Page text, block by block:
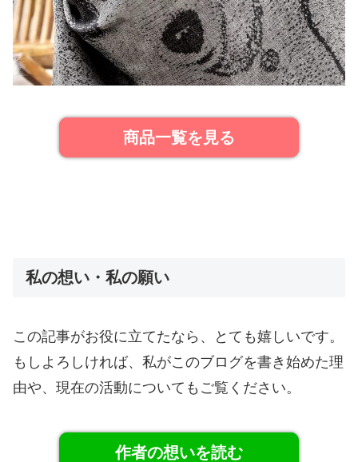
商品一覧を見る
私の想い・私の願い
この記事がお役に立てたなら、とても嬉しいです。
もしよろしければ、私がこのブログを書き始めた理
由や、現在の活動についてもご覧ください。
作者の想いを読む